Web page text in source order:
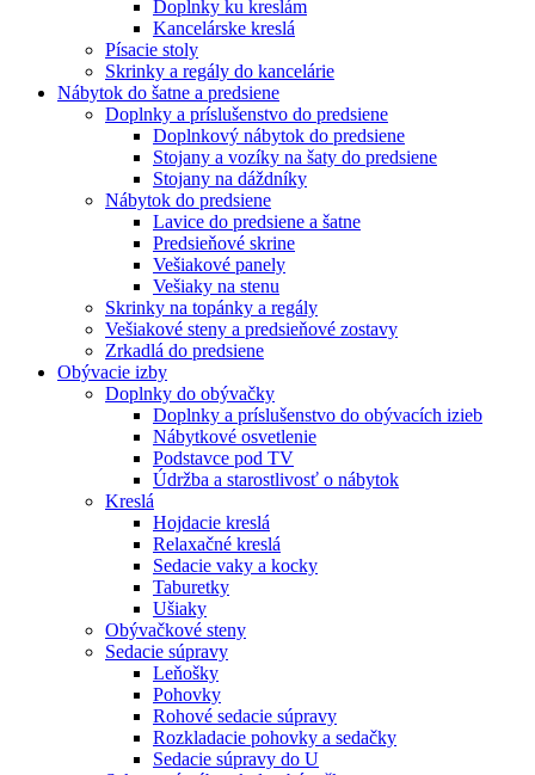
Doplnky ku kreslám
Kancelárske kreslá
Písacie stoly
Skrinky a regály do kancelárie
Nábytok do šatne a predsiene
Doplnky a príslušenstvo do predsiene
Doplnkový nábytok do predsiene
Stojany a vozíky na šaty do predsiene
Stojany na dáždníky
Nábytok do predsiene
Lavice do predsiene a šatne
Predsieňové skrine
Vešiakové panely
Vešiaky na stenu
Skrinky na topánky a regály
Vešiakové steny a predsieňové zostavy
Zrkadlá do predsiene
Obývacie izby
Doplnky do obývačky
Doplnky a príslušenstvo do obývacích izieb
Nábytkové osvetlenie
Podstavce pod TV
Údržba a starostlivosť o nábytok
Kreslá
Hojdacie kreslá
Relaxačné kreslá
Sedacie vaky a kocky
Taburetky
Ušiaky
Obývačkové steny
Sedacie súpravy
Leňošky
Pohovky
Rohové sedacie súpravy
Rozkladacie pohovky a sedačky
Sedacie súpravy do U